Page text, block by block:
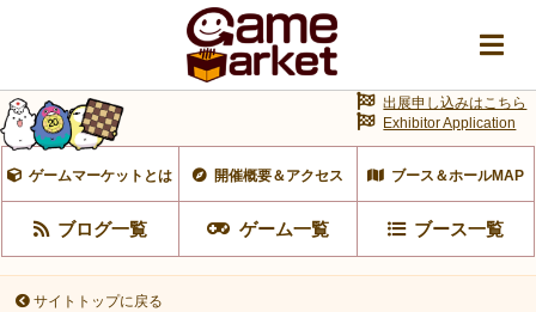
ゲームマーケットとは 開催概要＆アクセス ブース＆ホールMAP
ブログ一覧 ゲーム一覧 ブース一覧
出展申し込みはこちら
Exhibitor Application
サイトトップに戻る